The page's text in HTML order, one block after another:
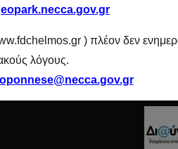
ΒΟΥΡΑΙΚΟΥ
) πλέον δεν
λόγους.